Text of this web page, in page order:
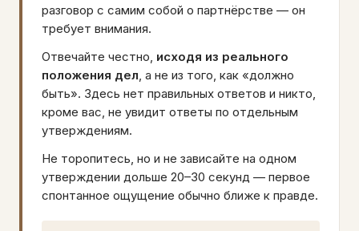
разговор с самим собой о партнёрстве — он
требует внимания.
Отвечайте честно, исходя из реального
положения дел, а не из того, как «должно
быть». Здесь нет правильных ответов и никто,
кроме вас, не увидит ответы по отдельным
утверждениям.
Не торопитесь, но и не зависайте на одном
утверждении дольше 20–30 секунд — первое
спонтанное ощущение обычно ближе к правде.